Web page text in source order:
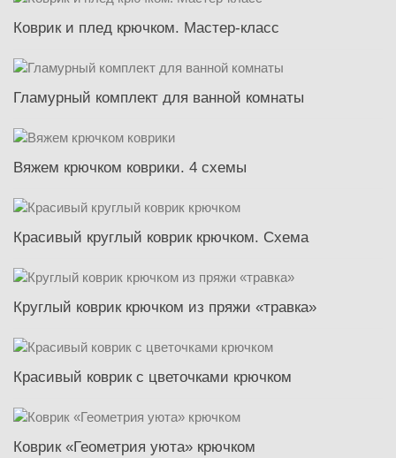
Коврик и плед крючком. Мастер-класс
Гламурный комплект для ванной комнаты
Вяжем крючком коврики. 4 схемы
Красивый круглый коврик крючком. Схема
Круглый коврик крючком из пряжи «травка»
Красивый коврик с цветочками крючком
Коврик «Геометрия уюта» крючком